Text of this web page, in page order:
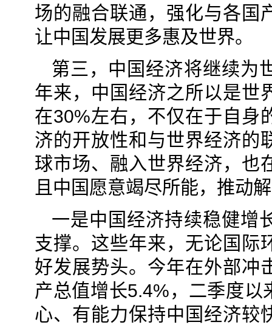
场的融合联通，强化与各国
让中国发展更多惠及世界。
第三，中国经济将继续为
年来，中国经济之所以是世
在30%左右，不仅在于自身
济的开放性和与世界经济的
球市场、融入世界经济，也
且中国愿意竭尽所能，推动
一是中国经济持续稳健增
支撑。这些年来，无论国际
好发展势头。今年在外部冲
产总值增长5.4%，二季度
心、有能力保持中国经济较